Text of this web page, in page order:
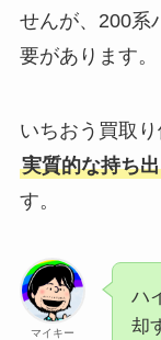
せんが、200系
要があります。
いちおう買取
実質的な持ち
す。
マイキー
ハ
却